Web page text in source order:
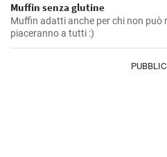
Muffin senza glutine
Muffin adatti anche per chi non può
piaceranno a tutti :)